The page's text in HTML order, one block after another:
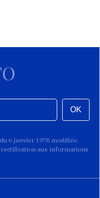
OK
6 janvier 1978 modifiée,
rectification aux informations